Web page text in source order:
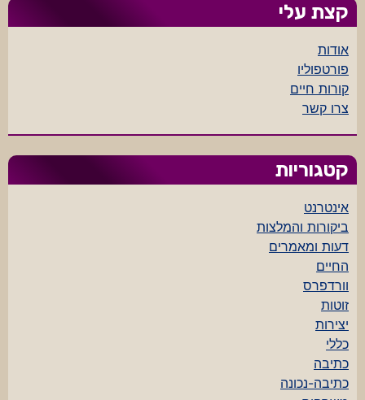
קצת עלי
אודות
פורטפוליו
קורות חיים
צרו קשר
קטגוריות
אינטרנט
ביקורות והמלצות
דעות ומאמרים
החיים
וורדפרס
זוטות
יצירות
כללי
כתיבה
כתיבה-נכונה